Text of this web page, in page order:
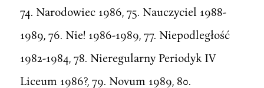
74. Narodowiec 1986, 75. Nauczyciel 1988-
1989, 76. Nie! 1986-1989, 77. Niepodległość
1982-1984, 78. Nieregularny Periodyk IV
Liceum 1986?, 79. Novum 1989, 80.